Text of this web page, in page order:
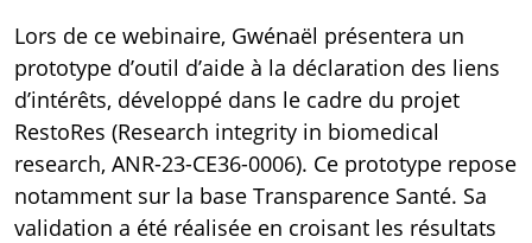
Lors de ce webinaire, Gwénaël présentera un
prototype d’outil d’aide à la déclaration des liens
d’intérêts, développé dans le cadre du projet
RestoRes (Research integrity in biomedical
research, ANR-23-CE36-0006). Ce prototype repose
notamment sur la base Transparence Santé. Sa
validation a été réalisée en croisant les résultats